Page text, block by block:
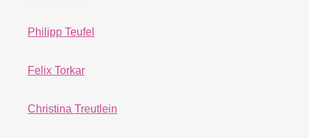
Philipp Teufel
Felix Torkar
Christina Treutlein